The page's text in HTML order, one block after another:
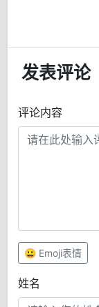
发表评论
评论内容
😀 Emoji表情
姓名